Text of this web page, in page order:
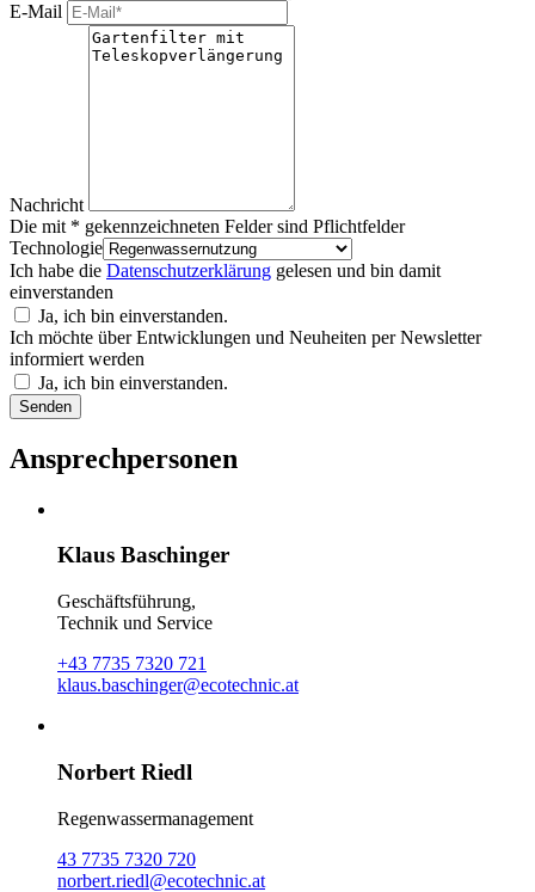
E-Mail
Nachricht
Die mit * gekennzeichneten Felder sind Pflichtfelder
Technologie
Ich habe die Datenschutzerklärung gelesen und bin damit
einverstanden
Ja, ich bin einverstanden.
Ich möchte über Entwicklungen und Neuheiten per Newsletter
informiert werden
Ja, ich bin einverstanden.
Bitte nicht ausfüllen.
Senden
Ansprechpersonen
Klaus Baschinger
Geschäftsführung,
Technik und Service
+43 7735 7320 721
klaus.baschinger@ecotechnic.at
Norbert Riedl
Regenwassermanagement
43 7735 7320 720
norbert.riedl@ecotechnic.at